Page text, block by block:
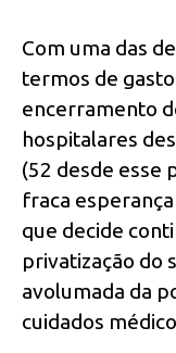
Com uma das
termos de
encerramento
hospitalares
(52 desde esse
fraca
que decide
privatização do
avolumada da
cuidados